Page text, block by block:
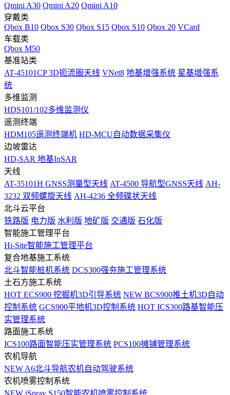
Qmini A30 Qmini A20 Qmini A10
穿戴类
Qbox B10 Qbox S30 Qbox S15 Qbox S10 Qbox 20 VCard
车载类
Qbox M50
基准站类
AT-45101CP 3D扼流圈天线 VNet8 地基增强系统 星基增强系
统
多维监测
HDS101/102多维监测仪
遥测终端
HDM105遥测终端机 HD-MCU自动数据采集仪
边坡雷达
HD-SAR 地基InSAR
天线
AT-35101H GNSS测量型天线 AT-4500 导航型GNSS天线 AH-
3232 双频螺旋天线 AH-4236 全频碟状天线
北斗云平台
铁路版 电力版 水利版 地矿版 交通版 石化版
智能施工管理平台
Hi-Site智能施工管理平台
复合地基施工系统
北斗智能桩机系统 DCS300强夯施工管理系统
土石方施工系统
HOT ECS900 挖掘机3D引导系统 NEW BCS900推土机3D自动
控制系统 GCS900平地机3D控制系统 HOT ICS300路基智能压
实管理系统
路面施工系统
ICS100路面智能压实管理系统 PCS100摊铺管理系统
农机导航
NEW A6北斗导航农机自动驾驶系统
农机喷雾控制系统
NEW iSpray S150智能农机喷雾控制系统